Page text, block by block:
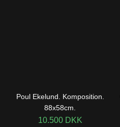
Poul Ekelund. Komposition.
88x58cm.
10.500 DKK